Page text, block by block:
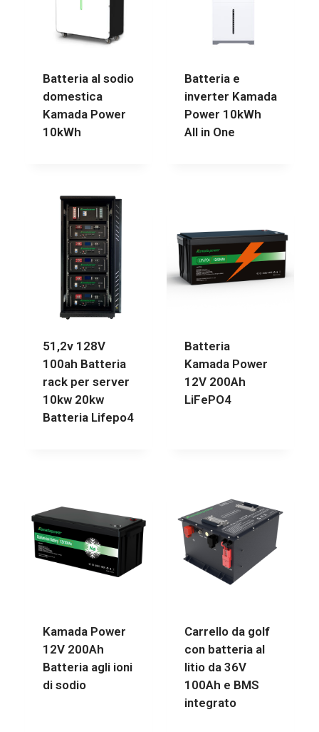
Batteria al sodio
domestica
Kamada Power
10kWh
Batteria e
inverter Kamada
Power 10kWh
All in One
51,2v 128V
100ah Batteria
rack per server
10kw 20kw
Batteria Lifepo4
Batteria
Kamada Power
12V 200Ah
LiFePO4
Kamada Power
12V 200Ah
Batteria agli ioni
di sodio
Carrello da golf
con batteria al
litio da 36V
100Ah e BMS
integrato